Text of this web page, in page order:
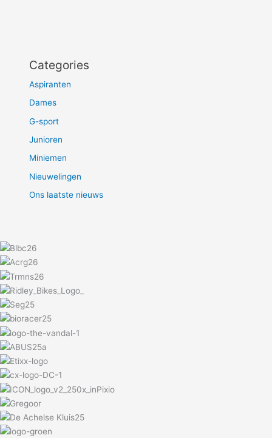
Categories
Aspiranten
Dames
G-sport
Junioren
Miniemen
Nieuwelingen
Ons laatste nieuws